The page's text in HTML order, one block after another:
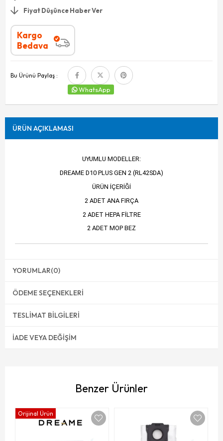
Fiyat Düşünce Haber Ver
Kargo
Bedava
Bu Ürünü Paylaş :
WhatsApp
ÜRÜN AÇIKLAMASI
UYUMLU MODELLER:
DREAME D10 PLUS GEN 2 (RL42SDA)
ÜRÜN İÇERİĞİ
2 ADET ANA FIRÇA
2 ADET HEPA FİLTRE
2 ADET MOP BEZ
YORUMLAR(0)
ÖDEME SEÇENEKLERI
TESLIMAT BILGILERI
İADE VEYA DEĞIŞIM
Benzer Ürünler
Orijinal Ürün